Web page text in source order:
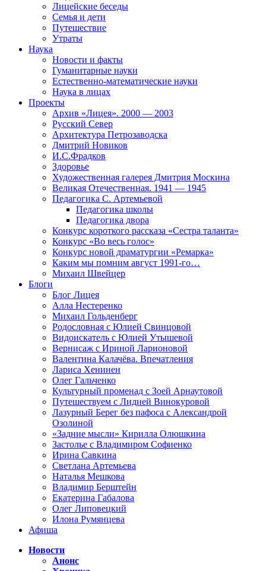
Лицейские беседы
Семья и дети
Путешествие
Утраты
Наука
Новости и факты
Гуманитарные науки
Естественно-математические науки
Наука в лицах
Проекты
Архив «Лицея». 2000 — 2003
Русский Север
Архитектура Петрозаводска
Дмитрий Новиков
И.С.Фрадков
Здоровье
Художественная галерея Дмитрия Москина
Великая Отечественная. 1941 — 1945
Педагогика С. Артемьевой
Педагогика школы
Педагогика двора
Конкурс короткого рассказа «Сестра таланта»
Конкурс «Во весь голос»
Конкурс новой драматургии «Ремарка»
Каким мы помним август 1991-го…
Михаил Швейцер
Блоги
Блог Лицея
Алла Нестеренко
Михаил Гольденберг
Родословная с Юлией Свинцовой
Видоискатель с Юлией Утышевой
Вернисаж с Ириной Ларионовой
Валентина Калачёва. Впечатления
Лариса Хенинен
Олег Гальченко
Культурный променад с Зоей Арнаутовой
Путешествуем с Лидией Винокуровой
Лазурный Берег без пафоса с Александрой
Озолиной
«Задние мысли» Кирилла Олюшкина
Застолье с Владимиром Софиенко
Ирина Савкина
Светлана Артемьева
Наталья Мешкова
Владимир Берштейн
Екатерина Габалова
Олег Липовецкий
Илона Румянцева
Афиша
Новости
Анонс